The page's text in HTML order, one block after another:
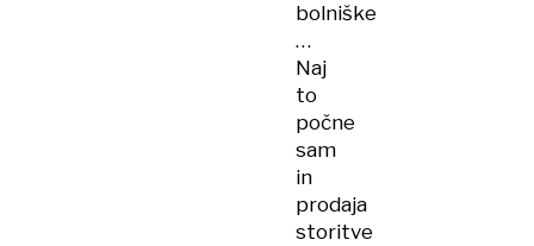
bolniške
…
Naj
to
počne
sam
in
prodaja
storitve